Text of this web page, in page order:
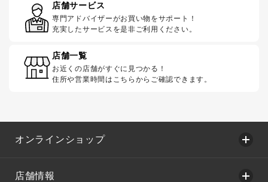
店舗サービス
専門アドバイザーがお買い物をサポート！
充実したサービスを是非ご利用ください。
店舗一覧
お近くの店舗がすぐに見つかる！
住所や営業時間はこちらからご確認できます。
オンラインショップ
店舗情報